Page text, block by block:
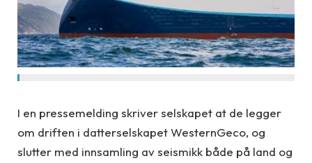
I en pressemelding skriver selskapet at de legger
om driften i datterselskapet WesternGeco, og
slutter med innsamling av seismikk både på land og